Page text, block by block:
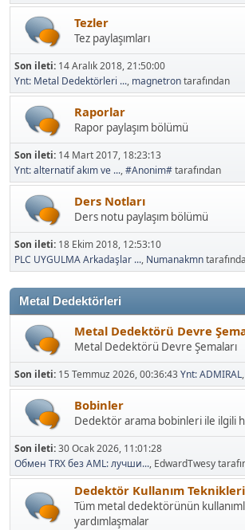
Tezler
Tez paylaşımları
Son ileti: 14 Aralık 2018, 21:50:00
Ynt: Metal Dedektörleri ..., magnetrontarafından
Raporlar
Rapor paylaşım bölümü
Son ileti: 14 Mart 2017, 18:23:13
Ynt: alternatif akım ve ...,#Anonim#tarafından
Ders Notları
Ders notu paylaşım bölümü
Son ileti: 18 Ekim 2018, 12:53:10
PLC UYGULMA Arkadaşlar ..., Numanakmn
Metal Dedektörleri
Metal Dedektörü Devre
Metal Dedektörü Devre Şemaları
Son ileti: 15 Temmuz 2026, 00:36:43Ynt: ADMIRAL,
Bobinler
Dedektör arama bobinleri ile ilgili
Son ileti:30 Ocak 2026, 11:01:28
Обмен TRX без AML: лучши..., EdwardTwesy
Dedektör Kullanım Teknikleri
Tüm metal dedektörünün
yardımlaşmalar